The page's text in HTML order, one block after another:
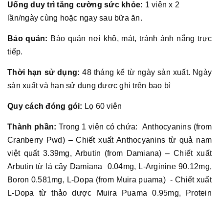
Uống duy trì tăng cường sức khỏe: 1 viên x 2
lần/ngày cùng hoặc ngay sau bữa ăn.
Bảo quản: Bảo quản nơi khô, mát, tránh ánh nắng trực
tiếp.
Thời hạn sử dụng:48 tháng kể từ ngày sản xuất. Ngày
sản xuất và hạn sử dụng được ghi trên bao bì
Quy cách đóng gói: Lọ 60 viên
Thành phần:Trong 1 viên có chứa: Anthocyanins (from
Cranberry Pwd) – Chiết xuất Anthocyanins từ quả nam
việt quất 3.39mg, Arbutin (from Damiana) – Chiết xuất
Arbutin từ lá cây Damiana 0.04mg, L-Arginine 90.12mg,
Boron 0.581mg, L-Dopa (from Muira puama) - Chiết xuất
L-Dopa từ thảo dược Muira Puama 0.95mg, Protein